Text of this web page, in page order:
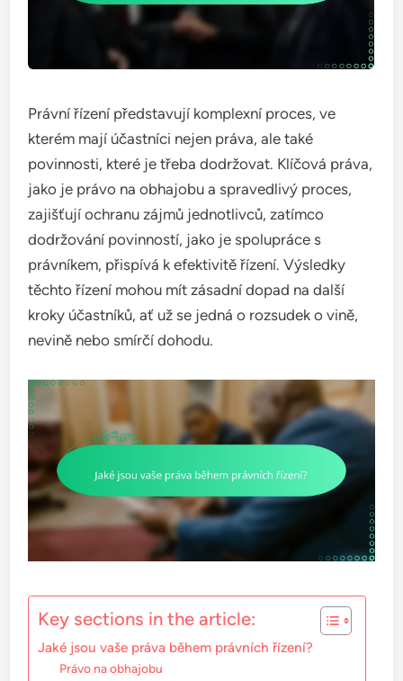
Právní řízení představují komplexní proces, ve
kterém mají účastníci nejen práva, ale také
povinnosti, které je třeba dodržovat. Klíčová práva,
jako je právo na obhajobu a spravedlivý proces,
zajišťují ochranu zájmů jednotlivců, zatímco
dodržování povinností, jako je spolupráce s
právníkem, přispívá k efektivitě řízení. Výsledky
těchto řízení mohou mít zásadní dopad na další
kroky účastníků, ať už se jedná o rozsudek o vině,
nevině nebo smírčí dohodu.
Key sections in the article:
Jaké jsou vaše práva během právních řízení?
Právo na obhajobu